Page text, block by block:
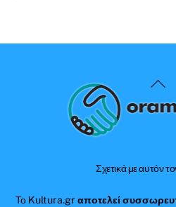
To
Σχετικά με αυτόν
Το Kultura.grαποτελεί